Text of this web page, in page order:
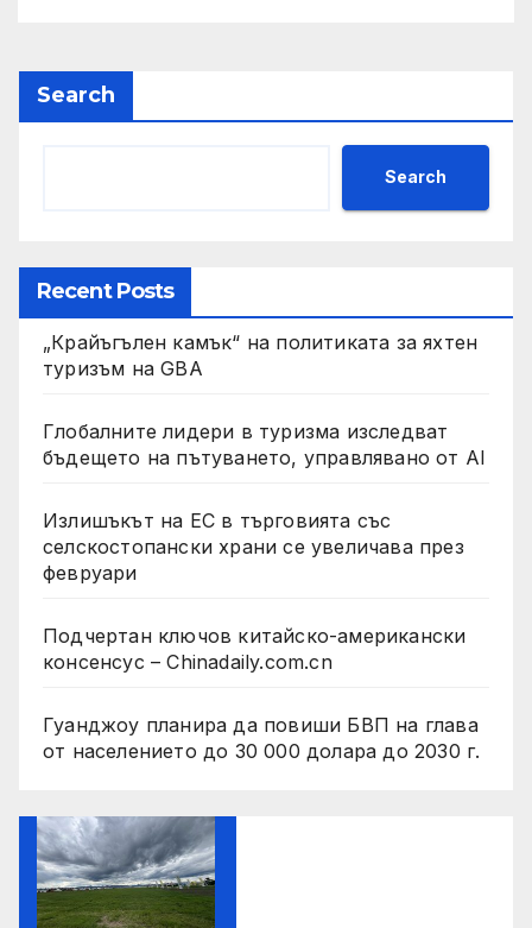
Search
Search
Recent Posts
„Крайъгълен камък“ на политиката за яхтен
туризъм на GBA
Глобалните лидери в туризма изследват
бъдещето на пътуването, управлявано от AI
Излишъкът на ЕС в търговията със
селскостопански храни се увеличава през
февруари
Подчертан ключов китайско-американски
консенсус – Chinadaily.com.cn
Гуанджоу планира да повиши БВП на глава
от населението до 30 000 долара до 2030 г.